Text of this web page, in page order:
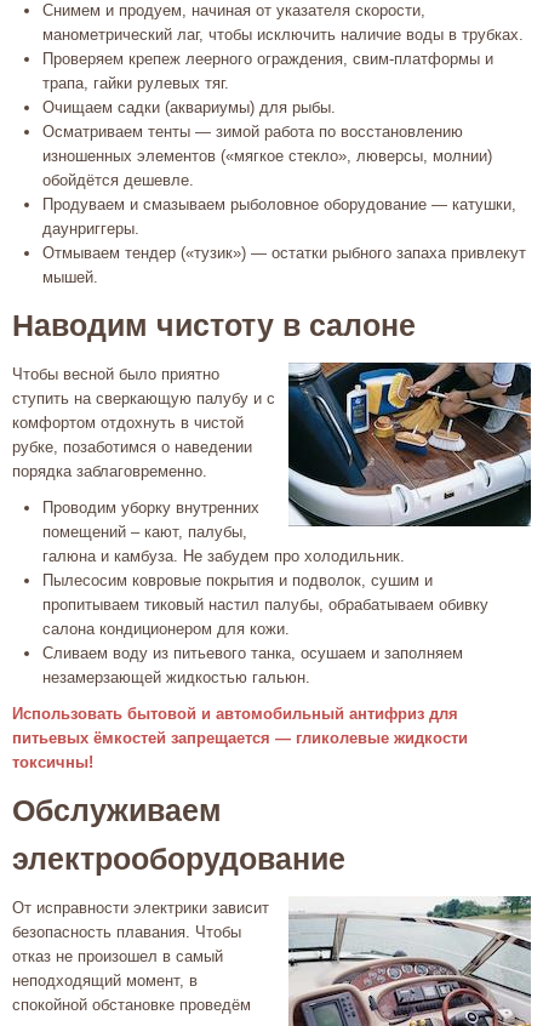
Снимем и продуем, начиная от указателя скорости,
манометрический лаг, чтобы исключить наличие воды в трубках.
Проверяем крепеж леерного ограждения, свим-платформы и
трапа, гайки рулевых тяг.
Очищаем садки (аквариумы) для рыбы.
Осматриваем тенты — зимой работа по восстановлению
изношенных элементов («мягкое стекло», люверсы, молнии)
обойдётся дешевле.
Продуваем и смазываем рыболовное оборудование — катушки,
даунриггеры.
Отмываем тендер («тузик») — остатки рыбного запаха привлекут
мышей.
Наводим чистоту в салоне
Чтобы весной было приятно
ступить на сверкающую палубу и с
комфортом отдохнуть в чистой
рубке, позаботимся о наведении
порядка заблаговременно.
Проводим уборку внутренних
помещений – кают, палубы,
галюна и камбуза. Не забудем про холодильник.
Пылесосим ковровые покрытия и подволок, сушим и
пропитываем тиковый настил палубы, обрабатываем обивку
салона кондиционером для кожи.
Сливаем воду из питьевого танка, осушаем и заполняем
незамерзающей жидкостью гальюн.
Использовать бытовой и автомобильный антифриз для
питьевых ёмкостей запрещается — гликолевые жидкости
токсичны!
Обслуживаем
электрооборудование
От исправности электрики зависит
безопасность плавания. Чтобы
отказ не произошел в самый
неподходящий момент, в
спокойной обстановке проведём